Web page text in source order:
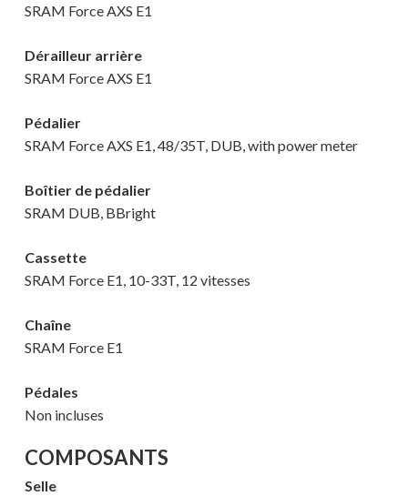
Votre panier est vide.
SRAM Force AXS E1
Dérailleur arrière
SRAM Force AXS E1
Pédalier
SRAM Force AXS E1, 48/35T, DUB, with power meter
Boîtier de pédalier
SRAM DUB, BBright
Cassette
SRAM Force E1, 10-33T, 12 vitesses
Chaîne
SRAM Force E1
Pédales
Non incluses
COMPOSANTS
Selle